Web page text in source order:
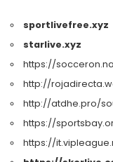
sportlivefree.xyz
starlive.xyz
https://
http://
http://atdhe.pro/
https://
https://